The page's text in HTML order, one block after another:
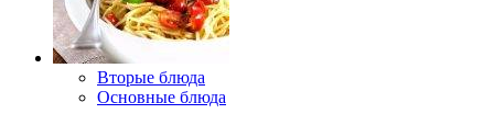
Вторые блюда
Основные блюда